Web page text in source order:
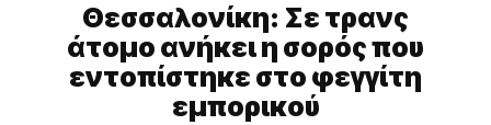
Θεσσαλονίκη: Σε τρανς
άτομο ανήκει η σορός που
εντοπίστηκε στο φεγγίτη
εμπορικού